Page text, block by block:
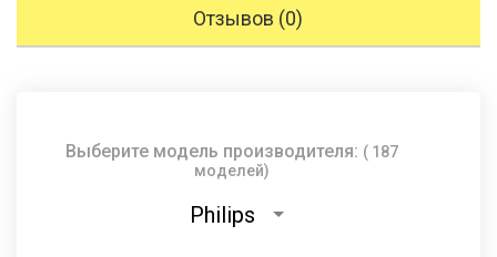
Отзывов (0)
Выберите модель производителя: ( 187
моделей)
Philips